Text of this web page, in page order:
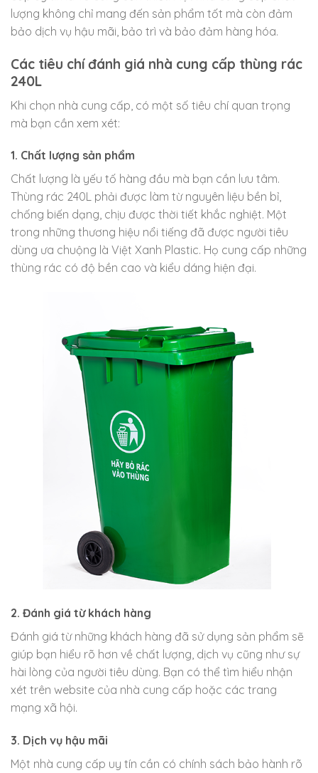
lượng không chỉ mang đến sản phẩm tốt mà còn đảm
bảo dịch vụ hậu mãi, bảo trì và bảo đảm hàng hóa.
Các tiêu chí đánh giá nhà cung cấp thùng rác
240L
Khi chọn nhà cung cấp, có một số tiêu chí quan trọng
mà bạn cần xem xét:
1. Chất lượng sản phẩm
Chất lượng là yếu tố hàng đầu mà bạn cần lưu tâm.
Thùng rác 240L phải được làm từ nguyên liệu bền bỉ,
chống biến dạng, chịu được thời tiết khắc nghiệt. Một
trong những thương hiệu nổi tiếng đã được người tiêu
dùng ưa chuộng là Việt Xanh Plastic. Họ cung cấp những
thùng rác có độ bền cao và kiểu dáng hiện đại.
2. Đánh giá từ khách hàng
Đánh giá từ những khách hàng đã sử dụng sản phẩm sẽ
giúp bạn hiểu rõ hơn về chất lượng, dịch vụ cũng như sự
hài lòng của người tiêu dùng. Bạn có thể tìm hiểu nhận
xét trên website của nhà cung cấp hoặc các trang
mạng xã hội.
3. Dịch vụ hậu mãi
Một nhà cung cấp uy tín cần có chính sách bảo hành rõ